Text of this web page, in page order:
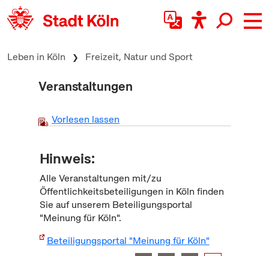
zum Inhalt springen
Leben in Köln Freizeit, Natur und Sport
Veranstaltungen
Vorlesen lassen
Hinweis:
Alle Veranstaltungen mit/zu
Öffentlichkeitsbeteiligungen in Köln finden
Sie auf unserem Beteiligungsportal
"Meinung für Köln".
Beteiligungsportal "Meinung für Köln"